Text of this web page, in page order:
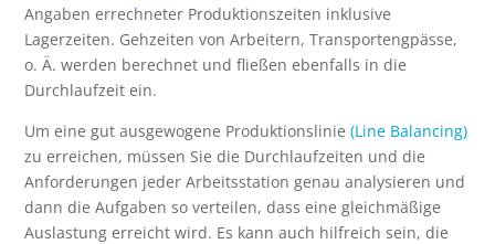
Angaben errechneter Produktionszeiten inklusive
Lagerzeiten. Gehzeiten von Arbeitern, Transportengpässe,
o. Ä. werden berechnet und fließen ebenfalls in die
Durchlaufzeit ein.
Um eine gut ausgewogene Produktionslinie(Line Balancing)
zu erreichen, müssen Sie die Durchlaufzeiten und die
Anforderungen jeder Arbeitsstation genau analysieren und
dann die Aufgaben so verteilen, dass eine gleichmäßige
Auslastung erreicht wird. Es kann auch hilfreich sein, die